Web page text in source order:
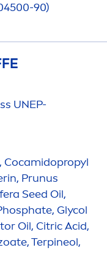
90)
UNEP-
Cocamidopropyl
Prunus
Seed Oil,
Glycol
Oil, Citric Acid,
Terpineol,